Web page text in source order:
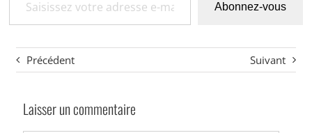
Abonnez-vous
Précédent Suivant
Laisser un commentaire